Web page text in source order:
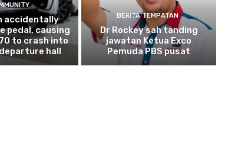
accidentally
pedal, causing
to crash into
hall
BERITA TEMPATAN
Dr Rockey sah tanding
jawatan Ketua Exco
Pemuda PBS pusat